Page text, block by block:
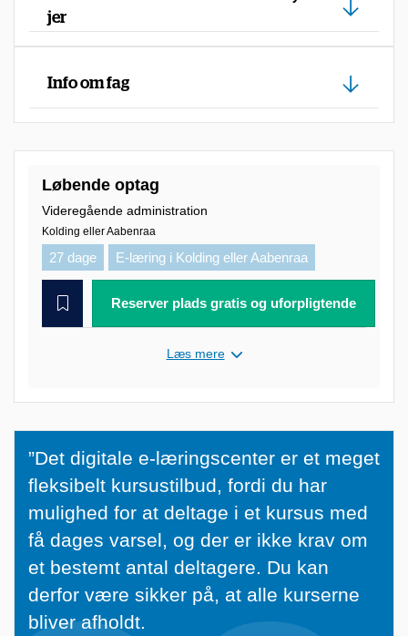
jer
Info om fag
Løbende optag
Videregående administration
Kolding eller Aabenraa
27 dage E-læring i Kolding eller Aabenraa
Reserver plads gratis og uforpligtende
Læs mere
”Det digitale e-læringscenter er et meget
fleksibelt kursustilbud, fordi du har
mulighed for at deltage i et kursus med
få dages varsel, og der er ikke krav om
et bestemt antal deltagere. Du kan
derfor være sikker på, at alle kurserne
bliver afholdt.
”
D
e
t
d
i
g